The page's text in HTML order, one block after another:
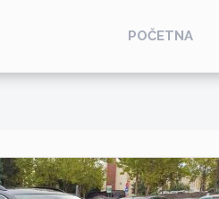
POČETNA